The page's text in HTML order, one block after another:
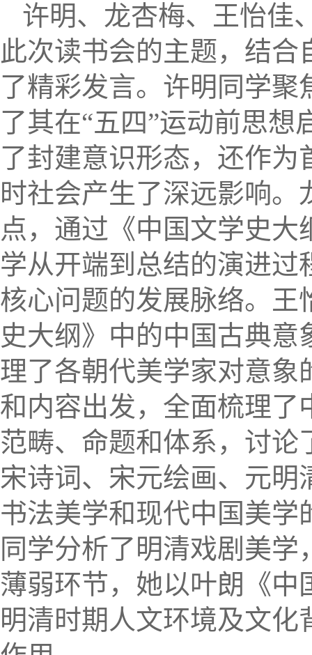
许明、龙杏梅、王怡佳
此次读书会的主题，结
了精彩发言。许明同学聚
了其在“五四”运动前思想
了封建意识形态，还作
时社会产生了深远影响
点，通过《中国文学史
学从开端到总结的演进过
核心问题的发展脉络。王
史大纲》中的中国古典
理了各朝代美学家对意象
和内容出发，全面梳理了
范畴、命题和体系，讨
宋诗词、宋元绘画、元
书法美学和现代中国美
同学分析了明清戏剧美
薄弱环节，她以叶朗《
明清时期人文环境及文